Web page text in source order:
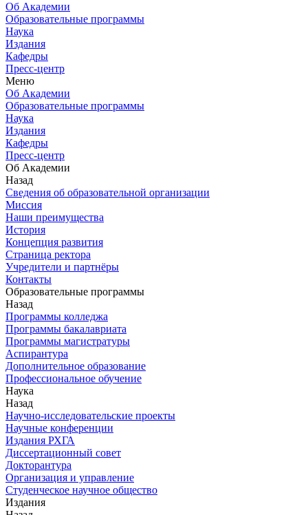
Об Академии
Образовательные программы
Наука
Издания
Кафедры
Пресс-центр
Меню
Об Академии
Образовательные программы
Наука
Издания
Кафедры
Пресс-центр
Об Академии
Назад
Сведения об образовательной организации
Миссия
Наши преимущества
История
Концепция развития
Страница ректора
Учредители и партнёры
Контакты
Образовательные программы
Назад
Программы колледжа
Программы бакалавриата
Программы магистратуры
Аспирантура
Дополнительное образование
Профессиональное обучение
Наука
Назад
Научно-исследовательские проекты
Научные конференции
Издания РХГА
Диссертационный совет
Докторантура
Организация и управление
Студенческое научное общество
Издания